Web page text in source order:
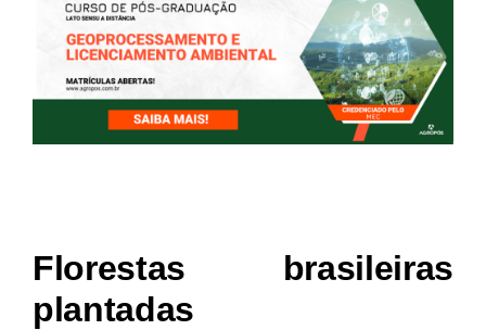
Florestas brasileiras
plantadas